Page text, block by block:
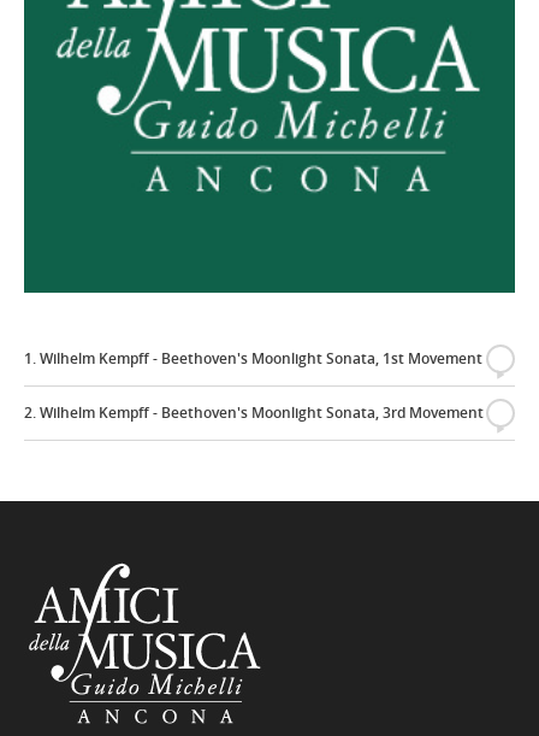
1. Wilhelm Kempff - Beethoven's Moonlight Sonata, 1st Movement
{
2. Wilhelm Kempff - Beethoven's Moonlight Sonata, 3rd Movement
{